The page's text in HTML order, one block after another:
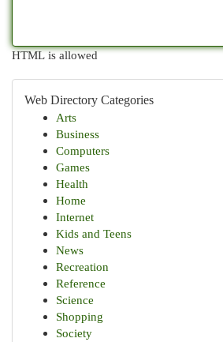
HTML is allowed
Web Directory Categories
Arts
Business
Computers
Games
Health
Home
Internet
Kids and Teens
News
Recreation
Reference
Science
Shopping
Society